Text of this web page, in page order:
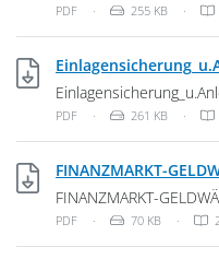
Dateityp: PDF-Dokument
PDF · Dateigröße:
255 KB ·
Dateityp: PDF-Dokument
PDF · Dateigröße:
261 KB ·
FINANZMARKT-
FINANZMARKT-
Dateityp: PDF-Dokument
PDF · Dateigröße:
70 KB ·